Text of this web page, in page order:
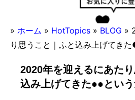
» ホーム » HotTopics » BLOG »
り思うこと｜ふと込み上げてき
2020年を迎えるにあた
込み上げてきた●●という